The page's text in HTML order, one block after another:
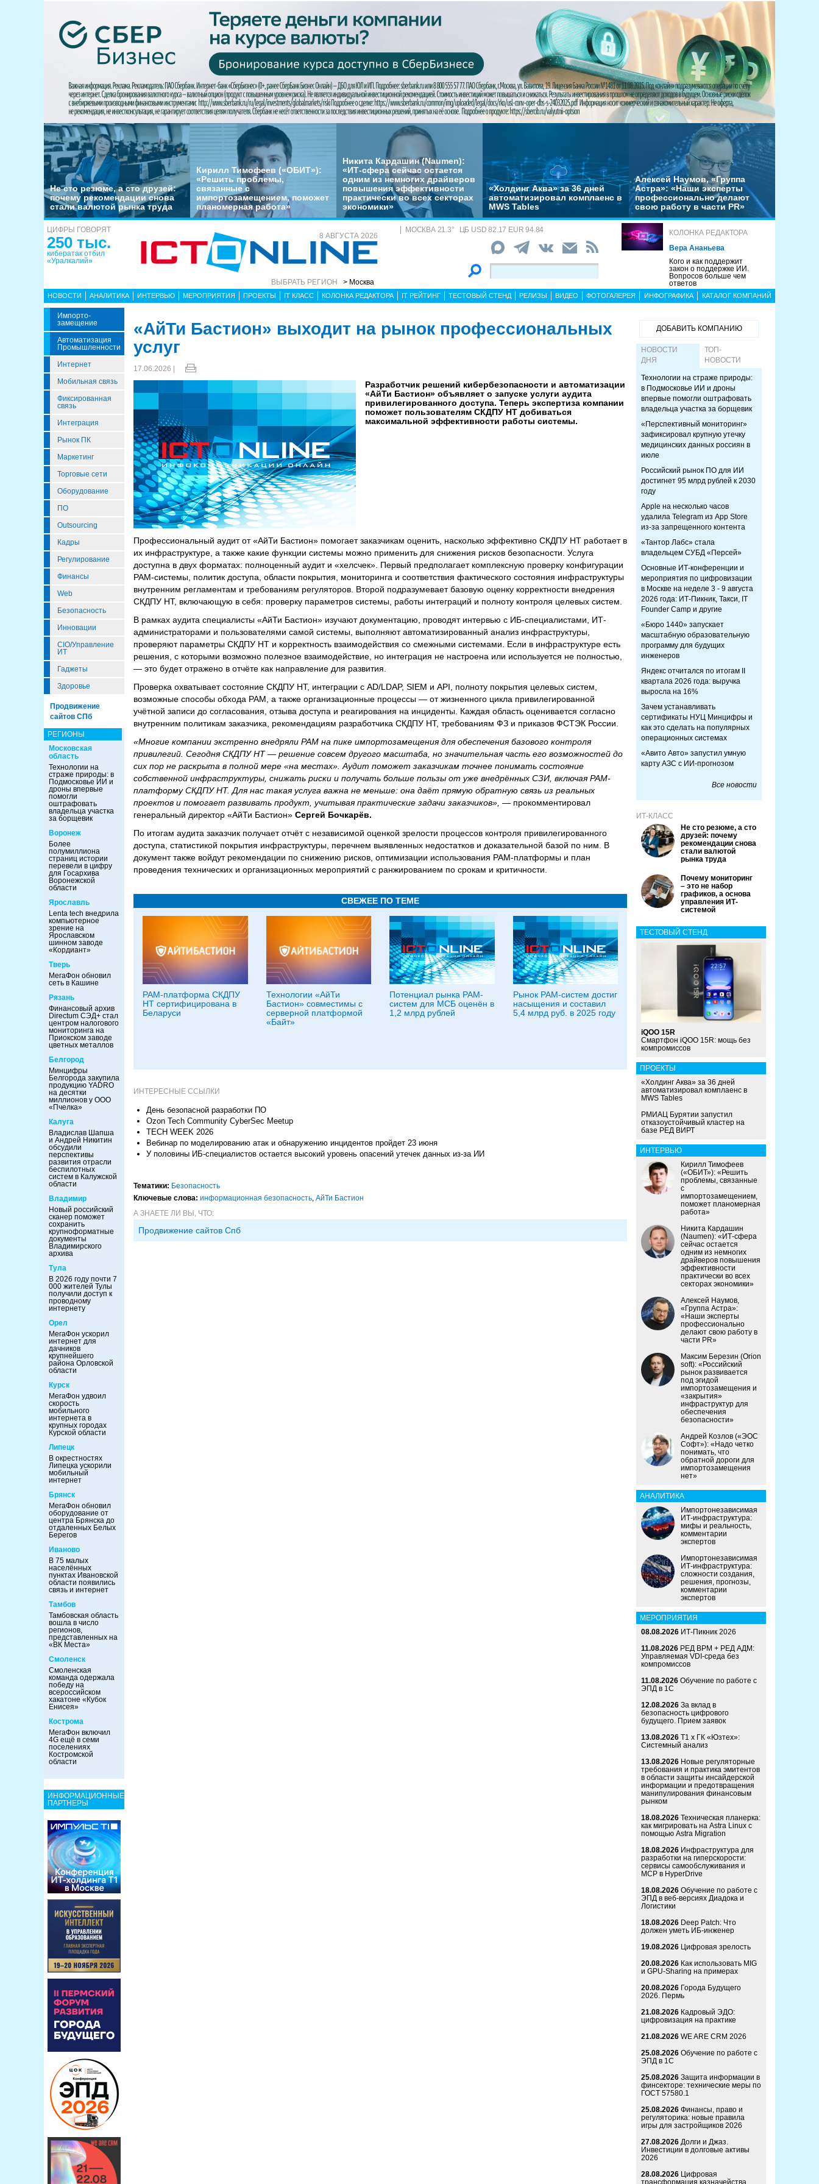
Не сто резюме, а сто друзей:
почему рекомендации снова
стали валютой рынка труда
Кирилл Тимофеев («ОБИТ»):
«Решить проблемы,
связанные с
импортозамещением, поможет
планомерная работа»
Никита Кардашин (Naumen):
«ИТ-сфера сейчас остается
одним из немногих драйверов
повышения эффективности
практически во всех секторах
экономики»
«Холдинг Аква» за 36 дней
автоматизировал комплаенс в
MWS Tables
Алексей Наумов, «Группа
Астра»: «Наши эксперты
профессионально делают
свою работу в части PR»
ЦИФРЫ ГОВОРЯТ
250 тыс.
кибератак отбил
«Уралкалий»
8 АВГУСТА 2026
ВЫБРАТЬ РЕГИОН > Москва
МОСКВА 21.3° ЦБ USD 82.17 EUR 94.84
КОЛОНКА РЕДАКТОРА
Вера Ананьева
Кого и как поддержит
закон о поддержке ИИ.
Вопросов больше чем
ответов
НОВОСТИ АНАЛИТИКА ИНТЕРВЬЮ МЕРОПРИЯТИЯ ПРОЕКТЫ IT КЛАСС КОЛОНКА РЕДАКТОРА IT РЕЙТИНГ ТЕСТОВЫЙ СТЕНД РЕЛИЗЫ ВИДЕО ФОТОГАЛЕРЕЯ ИНФОГРАФИКА КАТАЛОГ КОМПАНИЙ
Импорто­
Замещение
Автоматизация
Промышленности
Интернет
Мобильная связь
Фиксированная
связь
Интеграция
Рынок ПК
Маркетинг
Торговые сети
Оборудование
ПО
Outsourcing
Кадры
Регулирование
Финансы
Web
Безопасность
Инновации
CIO/Управление
ИТ
Гаджеты
Здоровье
Продвижение
сайтов СПб
РЕГИОНЫ
Московская
область
Технологии на
страже природы: в
Подмосковье ИИ и
дроны впервые
помогли
оштрафовать
владельца участка
за борщевик
Воронеж
Более
полумиллиона
страниц истории
перевели в цифру
для Госархива
Воронежской
области
Ярославль
Lenta tech внедрила
компьютерное
зрение на
Ярославском
шинном заводе
«Кордиант»
Тверь
МегаФон обновил
сеть в Кашине
Рязань
Финансовый архив
Directum СЭД+ стал
центром налогового
мониторинга на
Приокском заводе
цветных металлов
Белгород
Минцифры
Белгорода закупила
продукцию YADRO
на десятки
миллионов у ООО
«Пчелка»
Калуга
Владислав Шапша
и Андрей Никитин
обсудили
перспективы
развития отрасли
беспилотных
систем в Калужской
области
Владимир
Новый российский
сканер поможет
сохранить
крупноформатные
документы
Владимирского
архива
Тула
В 2026 году почти 7
000 жителей Тулы
получили доступ к
проводному
интернету
Орел
МегаФон ускорил
интернет для
дачников
крупнейшего
района Орловской
области
Курск
МегаФон удвоил
скорость
мобильного
интернета в
крупных городах
Курской области
Липецк
В окрестностях
Липецка ускорили
мобильный
интернет
Брянск
МегаФон обновил
оборудование от
центра Брянска до
отдаленных Белых
Берегов
Иваново
В 75 малых
населённых
пунктах Ивановской
области появились
связь и интернет
Тамбов
Тамбовская область
вошла в число
регионов,
представленных на
«ВК Места»
Смоленск
Смоленская
команда одержала
победу на
всероссийском
хакатоне «Кубок
Енисея»
Кострома
МегаФон включил
4G ещё в семи
поселениях
Костромской
области
ИНФОРМАЦИОННЫЕ
ПАРТНЕРЫ
«АйТи Бастион» выходит на рынок профессиональных
услуг
17.06.2026 |
Разработчик решений кибербезопасности и автоматизации
«АйТи Бастион» объявляет о запуске услуги аудита
привилегированного доступа. Теперь экспертиза компании
поможет пользователям СКДПУ НТ добиваться
максимальной эффективности работы системы.
Профессиональный аудит от «АйТи Бастион» помогает заказчикам оценить, насколько эффективно СКДПУ НТ работает в
их инфраструктуре, а также какие функции системы можно применить для снижения рисков безопасности. Услуга
доступна в двух форматах: полноценный аудит и «хелсчек». Первый предполагает комплексную проверку конфигурации
PAM-системы, политик доступа, области покрытия, мониторинга и соответствия фактического состояния инфраструктуры
внутренним регламентам и требованиям регуляторов. Второй подразумевает базовую оценку корректности внедрения
СКДПУ НТ, включающую в себя: проверку параметров системы, работы интеграций и полноту контроля целевых систем.
В рамках аудита специалисты «АйТи Бастион» изучают документацию, проводят интервью с ИБ-специалистами, ИТ-
администраторами и пользователями самой системы, выполняют автоматизированный анализ инфраструктуры,
проверяют параметры СКДПУ НТ и корректность взаимодействия со смежными системами. Если в инфраструктуре есть
решения, с которыми возможно полезное взаимодействие, но интеграция не настроена или используется не полностью,
— это будет отражено в отчёте как направление для развития.
Проверка охватывает состояние СКДПУ НТ, интеграции с AD/LDAP, SIEM и API, полноту покрытия целевых систем,
возможные способы обхода PAM, а также организационные процессы — от жизненного цикла привилегированной
учётной записи до согласования, отзыва доступа и реагирования на инциденты. Каждая область оценивается согласно
внутренним политикам заказчика, рекомендациям разработчика СКДПУ НТ, требованиям ФЗ и приказов ФСТЭК России.
«Многие компании экстренно внедряли PAM на пике импортозамещения для обеспечения базового контроля
привилегий. Сегодня СКДПУ НТ — решение совсем другого масштаба, но значительная часть его возможностей до
сих пор не раскрыта в полной мере «на местах». Аудит поможет заказчикам точнее понимать состояние
собственной инфраструктуры, снижать риски и получать больше пользы от уже внедрённых СЗИ, включая PAM-
платформу СКДПУ НТ. Для нас такая услуга важна не меньше: она даёт прямую обратную связь из реальных
проектов и помогает развивать продукт, учитывая практические задачи заказчиков», — прокомментировал
генеральный директор «АйТи Бастион» Сергей Бочкарёв.
По итогам аудита заказчик получает отчёт с независимой оценкой зрелости процессов контроля привилегированного
доступа, статистикой покрытия инфраструктуры, перечнем выявленных недостатков и доказательной базой по ним. В
документ также войдут рекомендации по снижению рисков, оптимизации использования PAM-платформы и план
проведения технических и организационных мероприятий с ранжированием по срокам и критичности.
СВЕЖЕЕ ПО ТЕМЕ
PAM-платформа СКДПУ
НТ сертифицирована в
Беларуси
Технологии «АйТи
Бастион» совместимы с
серверной платформой
«Байт»
Потенциал рынка PAM-
систем для МСБ оценён в
1,2 млрд рублей
Рынок PAM-систем достиг
насыщения и составил
5,4 млрд руб. в 2025 году
ИНТЕРЕСНЫЕ ССЫЛКИ
День безопасной разработки ПО
Ozon Tech Community CyberSec Meetup
TECH WEEK 2026
Вебинар по моделированию атак и обнаружению инцидентов пройдет 23 июня
У половины ИБ-специалистов остается высокий уровень опасений утечек данных из-за ИИ
Тематики: Безопасность
Ключевые слова: информационная безопасность, АйТи Бастион
А ЗНАЕТЕ ЛИ ВЫ, ЧТО:
Продвижение сайтов Спб
ДОБАВИТЬ КОМПАНИЮ
НОВОСТИ
ДНЯ
ТОП-
НОВОСТИ
Технологии на страже природы:
в Подмосковье ИИ и дроны
впервые помогли оштрафовать
владельца участка за борщевик
«Перспективный мониторинг»
зафиксировал крупную утечку
медицинских данных россиян в
июле
Российский рынок ПО для ИИ
достигнет 95 млрд рублей к 2030
году
Apple на несколько часов
удалила Telegram из App Store
из-за запрещенного контента
«Тантор Лабс» стала
владельцем СУБД «Персей»
Основные ИТ-конференции и
мероприятия по цифровизации
в Москве на неделе 3 - 9 августа
2026 года: ИТ-Пикник, Такси, IT
Founder Camp и другие
«Бюро 1440» запускает
масштабную образовательную
программу для будущих
инженеров
Яндекс отчитался по итогам II
квартала 2026 года: выручка
выросла на 16%
Зачем устанавливать
сертификаты НУЦ Минцифры и
как это сделать на популярных
операционных системах
«Авито Авто» запустил умную
карту АЗС с ИИ-прогнозом
Все новости
ИТ-КЛАСС
Не сто резюме, а сто
друзей: почему
рекомендации снова
стали валютой
рынка труда
Почему мониторинг
– это не набор
графиков, а основа
управления ИТ-
системой
ТЕСТОВЫЙ СТЕНД
iQOO 15R
Смартфон iQOO 15R: мощь без
компромиссов
ПРОЕКТЫ
«Холдинг Аква» за 36 дней
автоматизировал комплаенс в
MWS Tables
РМИАЦ Бурятии запустил
отказоустойчивый кластер на
базе РЕД ВИРТ
ИНТЕРВЬЮ
Кирилл Тимофеев
(«ОБИТ»): «Решить
проблемы, связанные
с
импортозамещением,
поможет планомерная
работа»
Никита Кардашин
(Naumen): «ИТ-сфера
сейчас остается
одним из немногих
драйверов повышения
эффективности
практически во всех
секторах экономики»
Алексей Наумов,
«Группа Астра»:
«Наши эксперты
профессионально
делают свою работу в
части PR»
Максим Березин (Orion
soft): «Российский
рынок развивается
под эгидой
импортозамещения и
«закрытия»
инфраструктур для
обеспечения
безопасности»
Андрей Козлов («ЭОС
Софт»): «Надо четко
понимать, что
обратной дороги для
импортозамещения
нет»
АНАЛИТИКА
Импортонезависимая
ИТ-инфраструктура:
мифы и реальность,
комментарии
экспертов
Импортонезависимая
ИТ-инфраструктура:
сложности создания,
решения, прогнозы,
комментарии
экспертов
МЕРОПРИЯТИЯ
08.08.2026 ИТ-Пикник 2026
11.08.2026 РЕД ВРМ + РЕД АДМ:
Управляемая VDI-среда без
компромиссов
11.08.2026 Обучение по работе с
ЭПД в 1С
12.08.2026 За вклад в
безопасность цифрового
будущего. Прием заявок
13.08.2026 Т1 x ГК «Юзтех»:
Системный анализ
13.08.2026 Новые регуляторные
требования и практика эмитентов
в области защиты инсайдерской
информации и предотвращения
манипулирования финансовым
рынком
18.08.2026 Техническая планерка:
как мигрировать на Astra Linux с
помощью Astra Migration
18.08.2026 Инфраструктура для
разработки на гиперскорости:
сервисы самообслуживания и
MCP в HyperDrive
18.08.2026 Обучение по работе с
ЭПД в веб-версиях Диадока и
Логистики
18.08.2026 Deep Patch: Что
должен уметь ИБ-инженер
19.08.2026 Цифровая зрелость
20.08.2026 Как использовать MIG
и GPU-Sharing на примерах
20.08.2026 Города Будущего
2026. Пермь
21.08.2026 Кадровый ЭДО:
цифровизация на практике
21.08.2026 WE ARE CRM 2026
25.08.2026 Обучение по работе с
ЭПД в 1С
25.08.2026 Защита информации в
финсекторе: технические меры по
ГОСТ 57580.1
25.08.2026 Финансы, право и
регуляторика: новые правила
игры для застройщиков 2026
27.08.2026 Долги и Джаз.
Инвестиции в долговые активы
2026
28.08.2026 Цифровая